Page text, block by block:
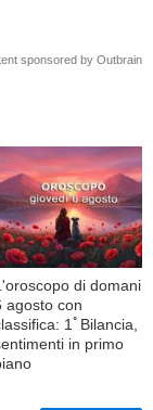
sponsored by Outbrain
di domani
agosto con
1ﾟBilancia,
in primo